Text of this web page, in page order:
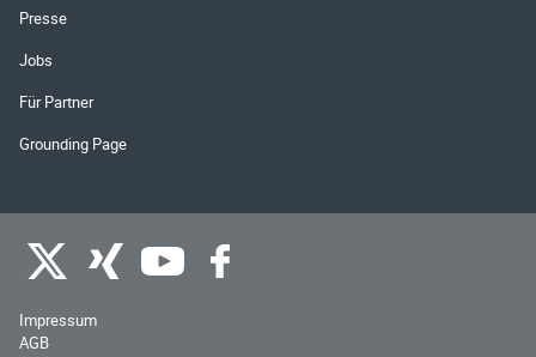
Presse
Jobs
Für Partner
Grounding Page
Impressum
AGB